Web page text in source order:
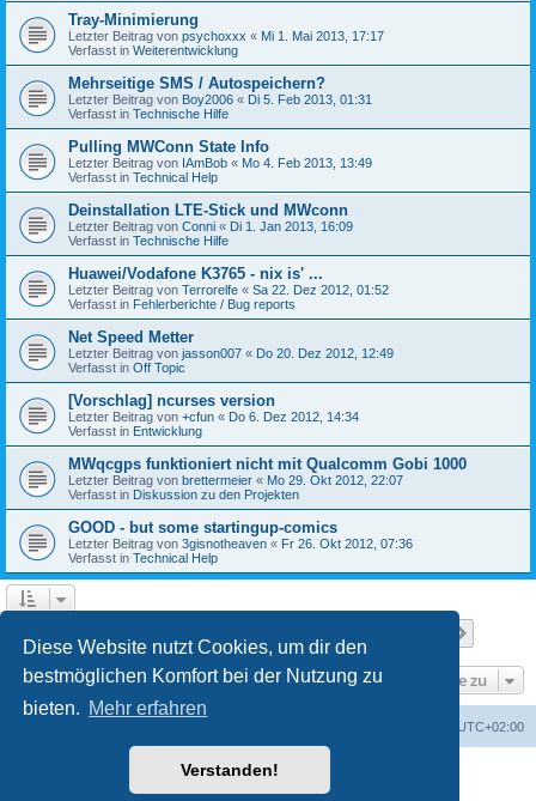
Diese Website nutzt Cookies, um dir den
bestmöglichen Komfort bei der Nutzung zu
bieten. Mehr erfahren
Verstanden!
Tray-Minimierung
Letzter Beitrag von psychoxxx « Mi 1. Mai 2013, 17:17
Verfasst in Weiterentwicklung
Mehrseitige SMS / Autospeichern?
Letzter Beitrag von Boy2006 « Di 5. Feb 2013, 01:31
Verfasst in Technische Hilfe
Pulling MWConn State Info
Letzter Beitrag von IAmBob « Mo 4. Feb 2013, 13:49
Verfasst in Technical Help
Deinstallation LTE-Stick und MWconn
Letzter Beitrag von Conni « Di 1. Jan 2013, 16:09
Verfasst in Technische Hilfe
Huawei/Vodafone K3765 - nix is' ...
Letzter Beitrag von Terrorelfe « Sa 22. Dez 2012, 01:52
Verfasst in Fehlerberichte / Bug reports
Net Speed Metter
Letzter Beitrag von jasson007 « Do 20. Dez 2012, 12:49
Verfasst in Off Topic
[Vorschlag] ncurses version
Letzter Beitrag von +cfun « Do 6. Dez 2012, 14:34
Verfasst in Entwicklung
MWqcgps funktioniert nicht mit Qualcomm Gobi 1000
Letzter Beitrag von brettermeier « Mo 29. Okt 2012, 22:07
Verfasst in Diskussion zu den Projekten
GOOD - but some startingup-comics
Letzter Beitrag von 3gisnotheaven « Fr 26. Okt 2012, 07:36
Verfasst in Technical Help
Gehe zu
UTC+02:00
Powered byphpBB® Forum Software © phpBB Limited
phpBB.de